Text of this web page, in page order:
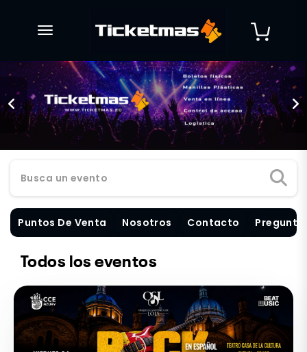
desplegar navegación
Busca un evento
Puntos De Venta Nosotros Contacto
Todos los eventos